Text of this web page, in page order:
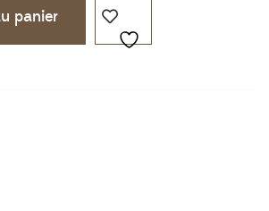
panier